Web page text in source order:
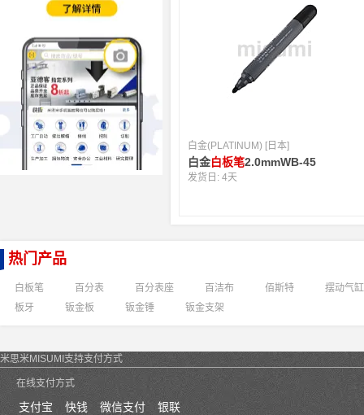
白金(PLATINUM) [日本]
白金白板笔2.0mmWB-45
发货日:4天
热门产品
白板笔 百分表 百分表座 百洁布 佰斯特
摆动气缸
板牙
钣金板 钣金锤 钣金支架
米思米MISUMI支持支付方式
在线支付方式
支付宝 快钱 微信支付 银联